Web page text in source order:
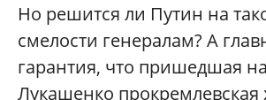
Но решится ли Путин на
смелости генералам? А
гарантия, что пришедшая
Лукашенко прокремлевская